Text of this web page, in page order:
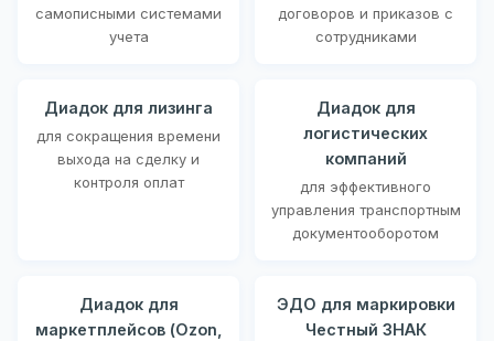
самописными системами
учета
договоров и приказов с
сотрудниками
Диадок для лизинга
для сокращения времени
выхода на сделку и
контроля оплат
Диадок для
логистических
компаний
для эффективного
управления транспортным
документооборотом
Диадок для
маркетплейсов (Ozon,
ЭДО для маркировки
Честный ЗНАК